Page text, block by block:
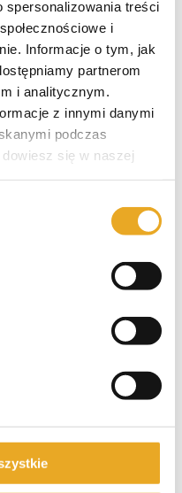
treści
i
Informacje o tym, jak
partnerom
i analitycznym.
z innymi danymi
podczas
się w naszej
na kierunku
techniczno-
lat
w finansach oraz
LinkedIn